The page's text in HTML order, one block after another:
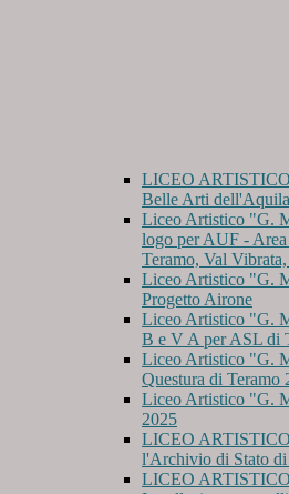
LICEO
Belle Arti dell'Aquila
Liceo Artistico "G.
logo per AUF -
Teramo, Val
Liceo Artistico "G.
Progetto Airone
Liceo Artistico "G.
B e V A per ASL di
Liceo Artistico "G.
Questura di Teramo
Liceo Artistico "G.
2025
LICEO
l'Archivio di Stato di
LICEO